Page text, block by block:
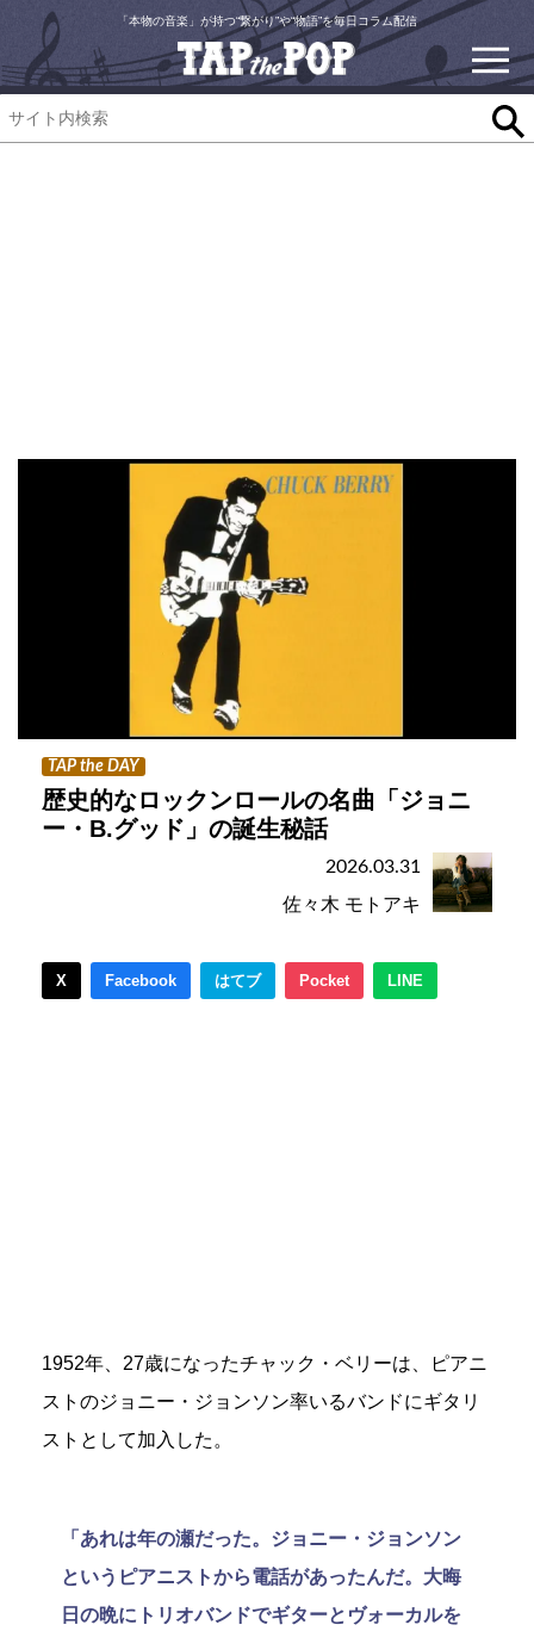
「本物の音楽」が持つ“繋がり”や“物語”を毎日コラム配信
TAP the DAY
歴史的なロックンロールの名曲「ジョニ
ー・B.グッド」の誕生秘話
2026.03.31
佐々木 モトアキ
X Facebook はてブ Pocket LINE
1952年、27歳になったチャック・ベリーは、ピアニ
ストのジョニー・ジョンソン率いるバンドにギタリ
ストとして加入した。
「あれは年の瀬だった。ジョニー・ジョンソン
というピアニストから電話があったんだ。大晦
日の晩にトリオバンドでギターとヴォーカルを